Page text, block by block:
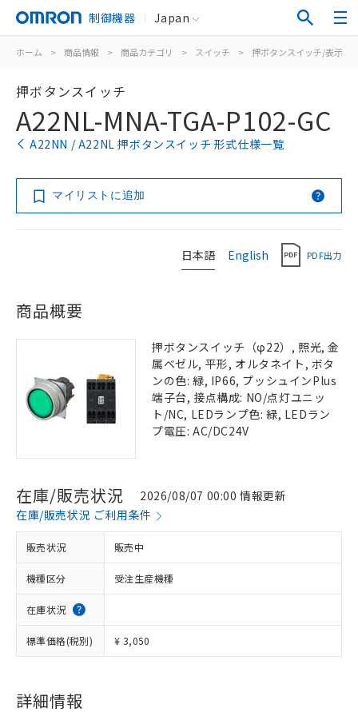
制御機器 Japan
ホーム > 商品情報 > 商品カテゴリ > スイッチ > 押ボタンスイッチ/表示灯
押ボタンスイッチ
A22NL-MNA-TGA-P102-GC
A22NN / A22NL 押ボタンスイッチ 形式仕様一覧
マイリストに追加
日本語 English PDF出力
商品概要
押ボタンスイッチ（φ22）, 照光, 金
属ベゼル, 平形, オルタネイト, ボタ
ンの色: 緑, IP66, プッシュインPlus
端子台, 接点構成: NO/点灯ユニッ
ト/NC, LEDランプ色: 緑, LEDラン
プ電圧: AC/DC24V
在庫/販売状況
2026/08/07 00:00 情報更新
在庫/販売状況 ご利用条件
販売状況 販売中
機種区分 受注生産機種
在庫状況
標準価格(税別) ¥ 3,050
詳細情報